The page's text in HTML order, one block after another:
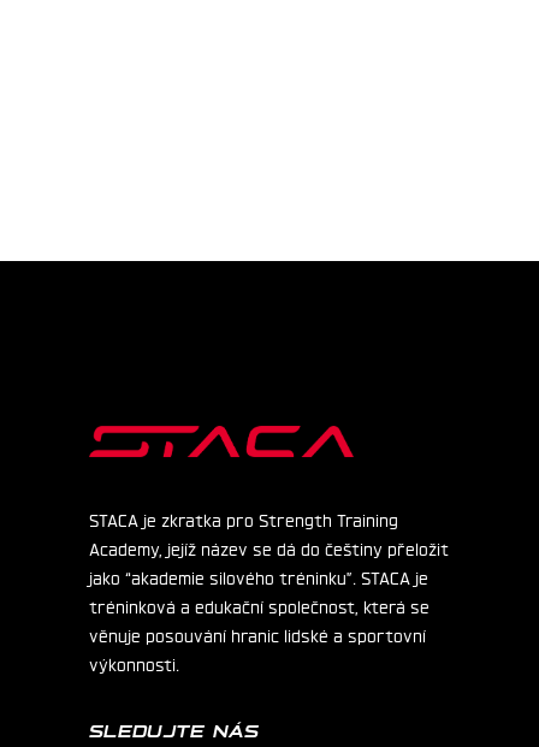
STACA je zkratka pro Strength Training
Academy, jejíž název se dá do češtiny přeložit
jako “akademie silového tréninku”. STACA je
tréninková a edukační společnost, která se
věnuje posouvání hranic lidské a sportovní
výkonnosti.
SLEDUJTE NÁS